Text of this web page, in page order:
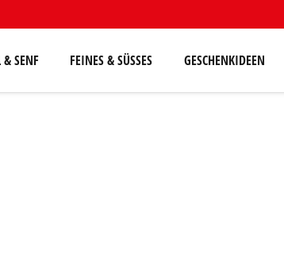
& SENF FEINES & SÜSSES GESCHENKIDEEN